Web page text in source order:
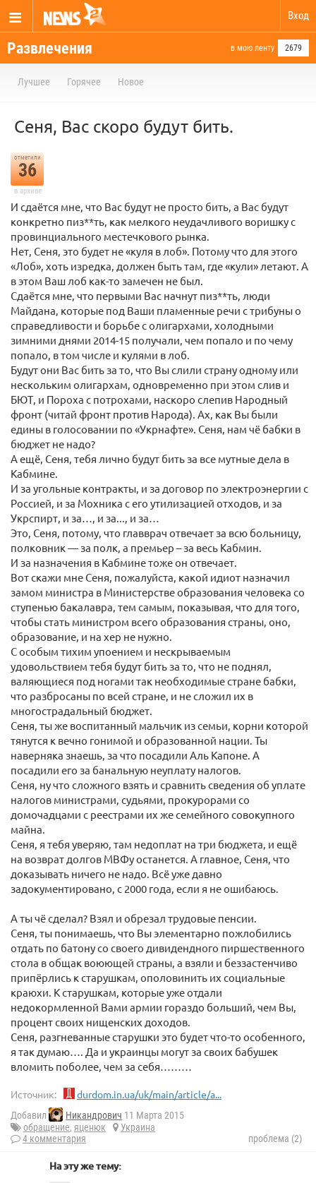
Вход
Развлечения в мою ленту 2679
Лучшее Горячее Новое
Сеня, Вас скоро будут бить.
отметили
36
в архиве
И сдаётся мне, что Вас будут не просто бить, а Вас будут
конкретно пиз**ть, как мелкого неудачливого воришку с
провинциального местечкового рынка.
Нет, Сеня, это будет не «куля в лоб». Потому что для этого
«Лоб», хоть изредка, должен быть там, где «кули» летают. А
в этом Ваш лоб как-то замечен не был.
Сдаётся мне, что первыми Вас начнут пиз**ть, люди
Майдана, которые под Ваши пламенные речи с трибуны о
справедливости и борьбе с олигархами, холодными
зимними днями 2014-15 получали, чем попало и по чему
попало, в том числе и кулями в лоб.
Будут они Вас бить за то, что Вы слили страну одному или
нескольким олигархам, одновременно при этом слив и
БЮТ, и Пороха с потрохами, наскоро слепив Народный
фронт (читай фронт против Народа). Ах, как Вы были
едины в голосовании по «Укрнафте». Сеня, нам чё бабки в
бюджет не надо?
А ещё, Сеня, тебя лично будут бить за все мутные дела в
Кабмине.
И за угольные контракты, и за договор по электроэнергии с
Россией, и за Мохника с его утилизацией отходов, и за
Укрспирт, и за…, и за..., и за…
Это, Сеня, потому, что главврач отвечает за всю больницу,
полковник — за полк, а премьер – за весь Кабмин.
И за назначения в Кабмине тоже он отвечает.
Вот скажи мне Сеня, пожалуйста, какой идиот назначил
замом министра в Министерстве образования человека со
ступенью бакалавра, тем самым, показывая, что для того,
чтобы стать министром всего образования страны, оно,
образование, и на хер не нужно.
С особым тихим упоением и нескрываемым
удовольствием тебя будут бить за то, что не поднял,
валяющиеся под ногами так необходимые стране бабки,
что разбросаны по всей стране, и не сложил их в
многострадальный бюджет.
Сеня, ты же воспитанный мальчик из семьи, корни которой
тянутся к вечно гонимой и образованной нации. Ты
наверняка знаешь, за что посадили Аль Капоне. А
посадили его за банальную неуплату налогов.
Сеня, ну что сложного взять и сравнить сведения об уплате
налогов министрами, судьями, прокурорами со
домочадцами с реестрами их же семейного совокупного
майна.
Сеня, я тебя уверяю, там недоплат на три бюджета, и ещё
на возврат долгов МВФу останется. А главное, Сеня, что
доказывать ничего не надо. Всё уже давно
задокументировано, с 2000 года, если я не ошибаюсь.
А ты чё сделал? Взял и обрезал трудовые пенсии.
Сеня, ты понимаешь, что Вы элементарно пожлобились
отдать по батону со своего дивидендного пиршественного
стола в общак воюющей страны, а взяли и беззастенчиво
припёрлись к старушкам, ополовинить их социальные
краюхи. К старушкам, которые уже отдали
недокормленной Вами армии гораздо больший, чем Вы,
процент своих нищенских доходов.
Сеня, разгневанные старушки это будет что-то особенного,
я так думаю…. Да и украинцы могут за своих бабушек
вломить поболее, чем за себя………
Источник: durdom.in.ua/uk/main/article/a...
Добавил Никандрович 11 Марта 2015
обращение, яценюк
Украина
4 комментария
проблема (2)
На эту же тему: